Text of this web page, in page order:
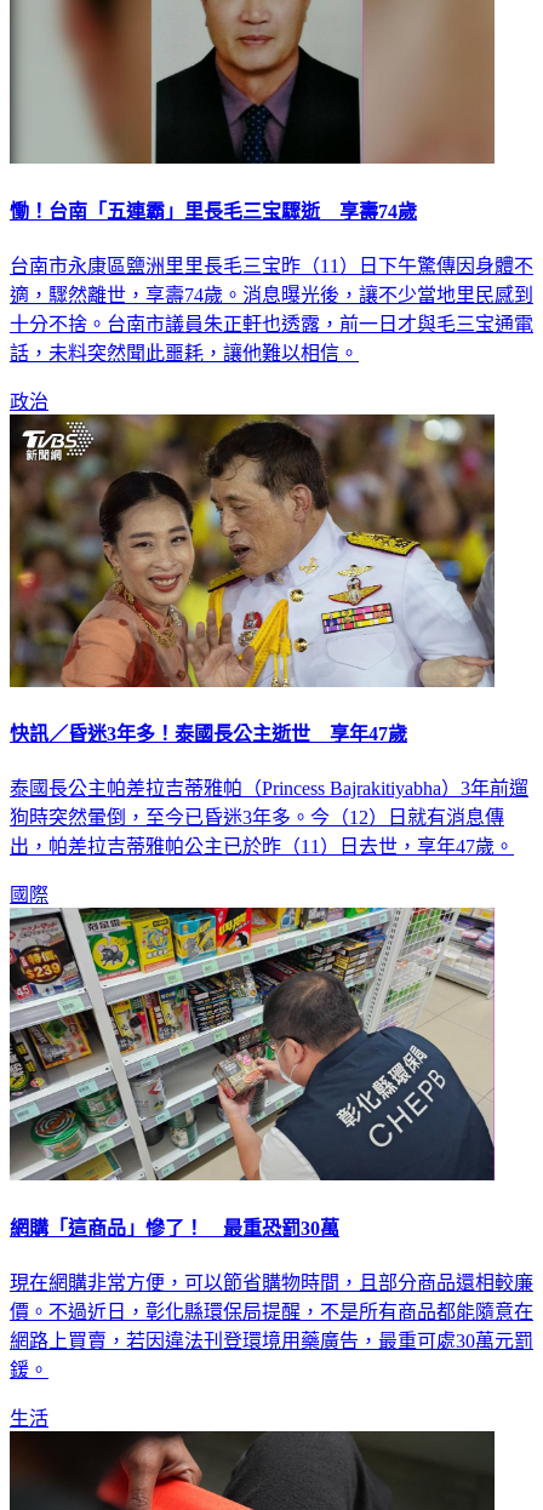
慟！台南「五連霸」里長毛三宝驟逝 享壽74歲
台南市永康區鹽洲里里長毛三宝昨（11）日下午驚傳因身體不
適，驟然離世，享壽74歲。消息曝光後，讓不少當地里民感到
十分不捨。台南市議員朱正軒也透露，前一日才與毛三宝通電
話，未料突然聞此噩耗，讓他難以相信。
政治
快訊／昏迷3年多！泰國長公主逝世 享年47歲
泰國長公主帕差拉吉蒂雅帕（Princess Bajrakitiyabha）3年前遛
狗時突然暈倒，至今已昏迷3年多。今（12）日就有消息傳
出，帕差拉吉蒂雅帕公主已於昨（11）日去世，享年47歲。
國際
網購「這商品」慘了！ 最重恐罰30萬
現在網購非常方便，可以節省購物時間，且部分商品還相較廉
價。不過近日，彰化縣環保局提醒，不是所有商品都能隨意在
網路上買賣，若因違法刊登環境用藥廣告，最重可處30萬元罰
鍰。
生活